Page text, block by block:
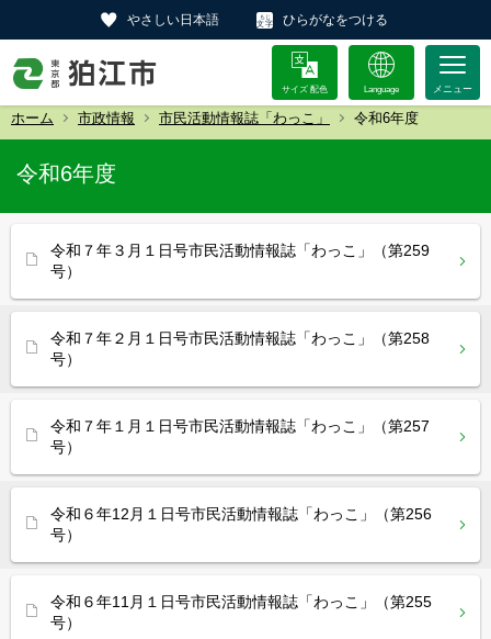
やさしい日本語 ひらがなをつける
サイズ 配色 Language
ホーム 市政情報 市民活動情報誌「わっこ」 令和6年度
令和6年度
令和７年３月１日号市民活動情報誌「わっこ」（第259
号）
令和７年２月１日号市民活動情報誌「わっこ」（第258
号）
令和７年１月１日号市民活動情報誌「わっこ」（第257
号）
令和６年12月１日号市民活動情報誌「わっこ」（第256
号）
令和６年11月１日号市民活動情報誌「わっこ」（第255
号）